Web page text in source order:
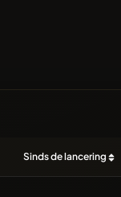
Sinds de lancering